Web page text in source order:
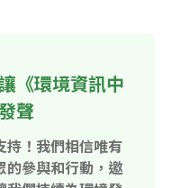
《環境資訊中
聲
持！我們相信唯有
的參與和行動，邀